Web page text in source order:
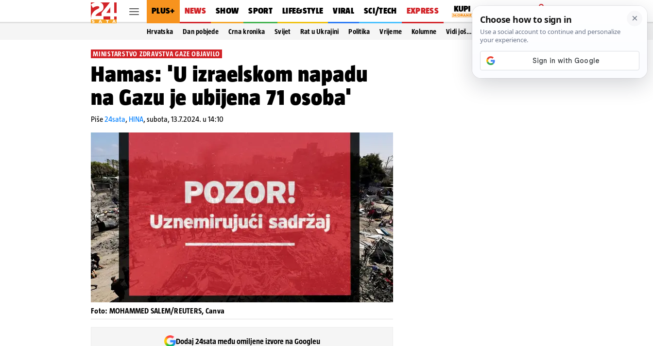
PLUS+ NEWS SHOW SPORT LIFE&STYLE VIRAL SCI/TECH EXPRESS
PRIJAVA
Hrvatska Dan pobjede Crna kronika Svijet Rat u Ukrajini Politika Vrijeme Kolumne Vidi još…
MINISTARSTVO ZDRAVSTVA GAZE OBJAVILO
Hamas: 'U izraelskom napadu
na Gazu je ubijena 71 osoba'
Piše24sata, HINA,subota, 13.7.2024. u 14:10
Foto: MOHAMMED SALEM/REUTERS, Canva
Dodaj 24sata među omiljene izvore na Googleu